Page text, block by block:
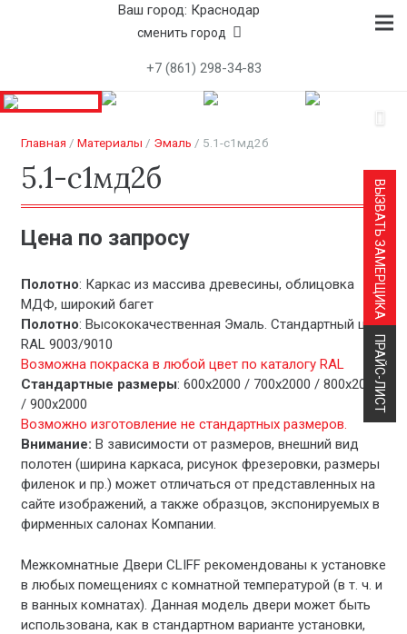
Ваш город: Краснодар
сменить город
+7 (861) 298-34-83
Главная / Материалы / Эмаль / 5.1-с1мд2б
5.1-с1мд2б
Цена по запросу
Полотно: Каркас из массива древесины, облицовка
МДФ, широкий багет
Полотно: Высококачественная Эмаль. Стандартный цвет
RAL 9003/9010
Возможна покраска в любой цвет по каталогу RAL
Стандартные размеры: 600х2000 / 700х2000 / 800х2000
/ 900х2000
Возможно изготовление не стандартных размеров.
Внимание: В зависимости от размеров, внешний вид
полотен (ширина каркаса, рисунок фрезеровки, размеры
филенок и пр.) может отличаться от представленных на
сайте изображений, а также образцов, экспонируемых в
фирменных салонах Компании.
Межкомнатные Двери CLIFF рекомендованы к установке
в любых помещениях с комнатной температурой (в т. ч. и
в ванных комнатах). Данная модель двери может быть
использована, как в стандартном варианте установки,
ВЫЗВАТЬ ЗАМЕРЩИКА
ПРАЙС-ЛИСТ